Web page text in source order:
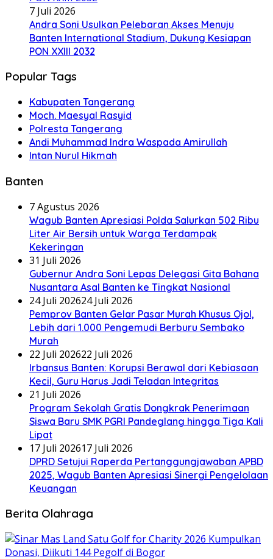
7 Juli 2026
Andra Soni Usulkan Pelebaran Akses Menuju
Banten International Stadium, Dukung Kesiapan
PON XXIII 2032
Popular Tags
Kabupaten Tangerang
Moch. Maesyal Rasyid
Polresta Tangerang
Andi Muhammad Indra Waspada Amirullah
Intan Nurul Hikmah
Banten
7 Agustus 2026
Wagub Banten Apresiasi Polda Salurkan 502 Ribu
Liter Air Bersih untuk Warga Terdampak
Kekeringan
31 Juli 2026
Gubernur Andra Soni Lepas Delegasi Gita Bahana
Nusantara Asal Banten ke Tingkat Nasional
24 Juli 202624 Juli 2026
Pemprov Banten Gelar Pasar Murah Khusus Ojol,
Lebih dari 1.000 Pengemudi Berburu Sembako
Murah
22 Juli 202622 Juli 2026
Irbansus Banten: Korupsi Berawal dari Kebiasaan
Kecil, Guru Harus Jadi Teladan Integritas
21 Juli 2026
Program Sekolah Gratis Dongkrak Penerimaan
Siswa Baru SMK PGRI Pandeglang hingga Tiga Kali
Lipat
17 Juli 202617 Juli 2026
DPRD Setujui Raperda Pertanggungjawaban APBD
2025, Wagub Banten Apresiasi Sinergi Pengelolaan
Keuangan
Berita Olahraga